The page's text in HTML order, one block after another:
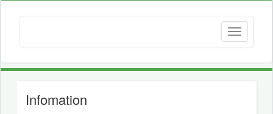
Infomation